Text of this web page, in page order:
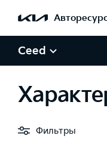
Ceed
Фильтры
Коробка передач
Время разгона 0-100 км/